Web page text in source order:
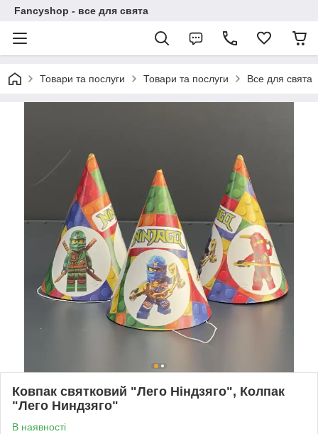
Fancyshop - все для свята
Товари та послуги Товари та послуги Все для свята
Ковпак святковий "Лего Ніндзяго", Колпак
"Лего Ниндзяго"
В наявності